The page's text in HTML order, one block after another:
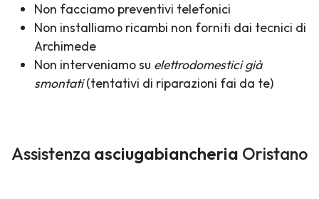
Non facciamo preventivi telefonici
Non installiamo ricambi non forniti dai tecnici di
Archimede
Non interveniamo su elettrodomestici già
smontati(tentativi di riparazioni fai da te)
Assistenza asciugabiancheria Oristano